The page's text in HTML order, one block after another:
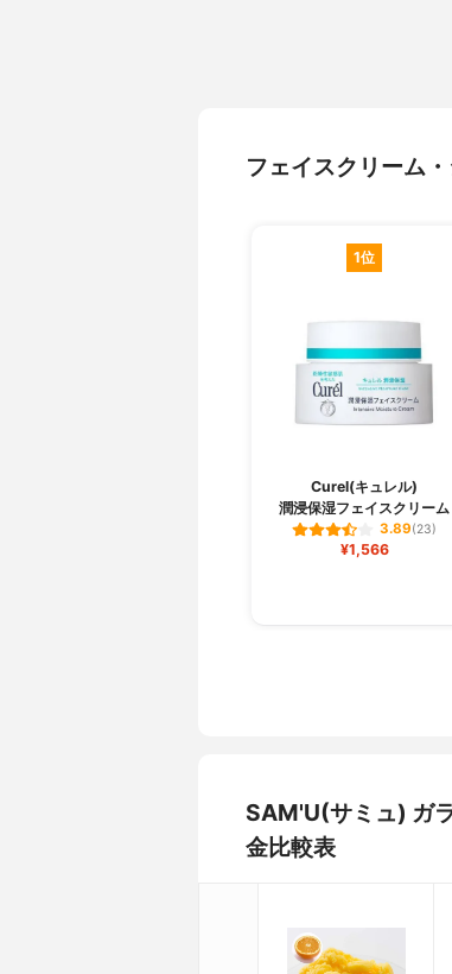
フェイスクリーム
1位
Curel(キュレル)
潤浸保湿フェイスクリーム
3.89(23)
¥1,566
SAM'U(サミュ) ガ
金比較表